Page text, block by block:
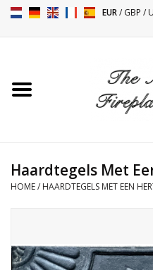
EUR/GBP /
Toebehoren
Tafels
Haardtegels Met
HOME/ HAARDTEGELS MET EEN